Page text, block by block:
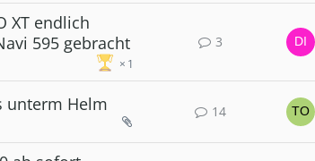
XT endlich
595 gebracht
1
3
unterm Helm 14